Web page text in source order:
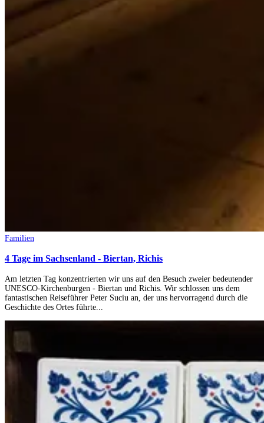
Familien
4 Tage im Sachsenland - Biertan, Richis
Am letzten Tag konzentrierten wir uns auf den Besuch zweier bedeutender
UNESCO-Kirchenburgen - Biertan und Richis. Wir schlossen uns dem
fantastischen Reiseführer Peter Suciu an, der uns hervorragend durch die
Geschichte des Ortes führte...